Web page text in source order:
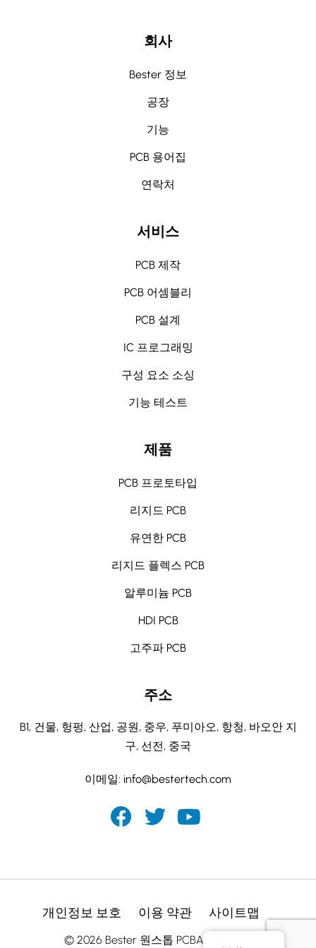
회사
Bester 정보
공장
기능
PCB 용어집
연락처
서비스
PCB 제작
PCB 어셈블리
PCB 설계
IC 프로그래밍
구성 요소 소싱
기능 테스트
제품
PCB 프로토타입
리지드 PCB
유연한 PCB
리지드 플렉스 PCB
알루미늄 PCB
HDI PCB
고주파 PCB
주소
B1, 건물, 헝펑, 산업, 공원, 중우, 푸미아오, 항청, 바오안 지
구, 선전, 중국
이메일: info@bestertech.com
개인정보 보호 이용 약관 사이트맵
© 2026 Bester 원스톱 PCBA 제조업체